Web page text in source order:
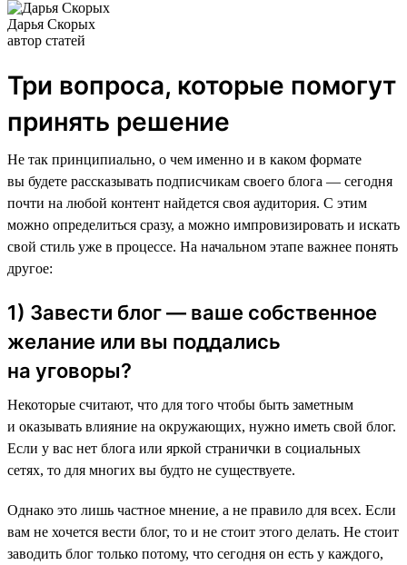
Дарья Скорых
автор статей
Три вопроса, которые помогут
принять решение
Не так принципиально, о чем именно и в каком формате
вы будете рассказывать подписчикам своего блога — сегодня
почти на любой контент найдется своя аудитория. С этим
можно определиться сразу, а можно импровизировать и искать
свой стиль уже в процессе. На начальном этапе важнее понять
другое:
1) Завести блог — ваше собственное
желание или вы поддались
на уговоры?
Некоторые считают, что для того чтобы быть заметным
и оказывать влияние на окружающих, нужно иметь свой блог.
Если у вас нет блога или яркой странички в социальных
сетях, то для многих вы будто не существуете.
Однако это лишь частное мнение, а не правило для всех. Если
вам не хочется вести блог, то и не стоит этого делать. Не стоит
заводить блог только потому, что сегодня он есть у каждого,